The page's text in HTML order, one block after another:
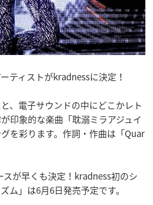
ティストがkradnessに決定！
、電子サウンドの中にどこかレト
印象的な楽曲「耽溺ミラアジュイ
を彩ります。作詞・作曲は「Quar
スが早くも決定！kradness初のシ
ム」は6月6日発売予定です。